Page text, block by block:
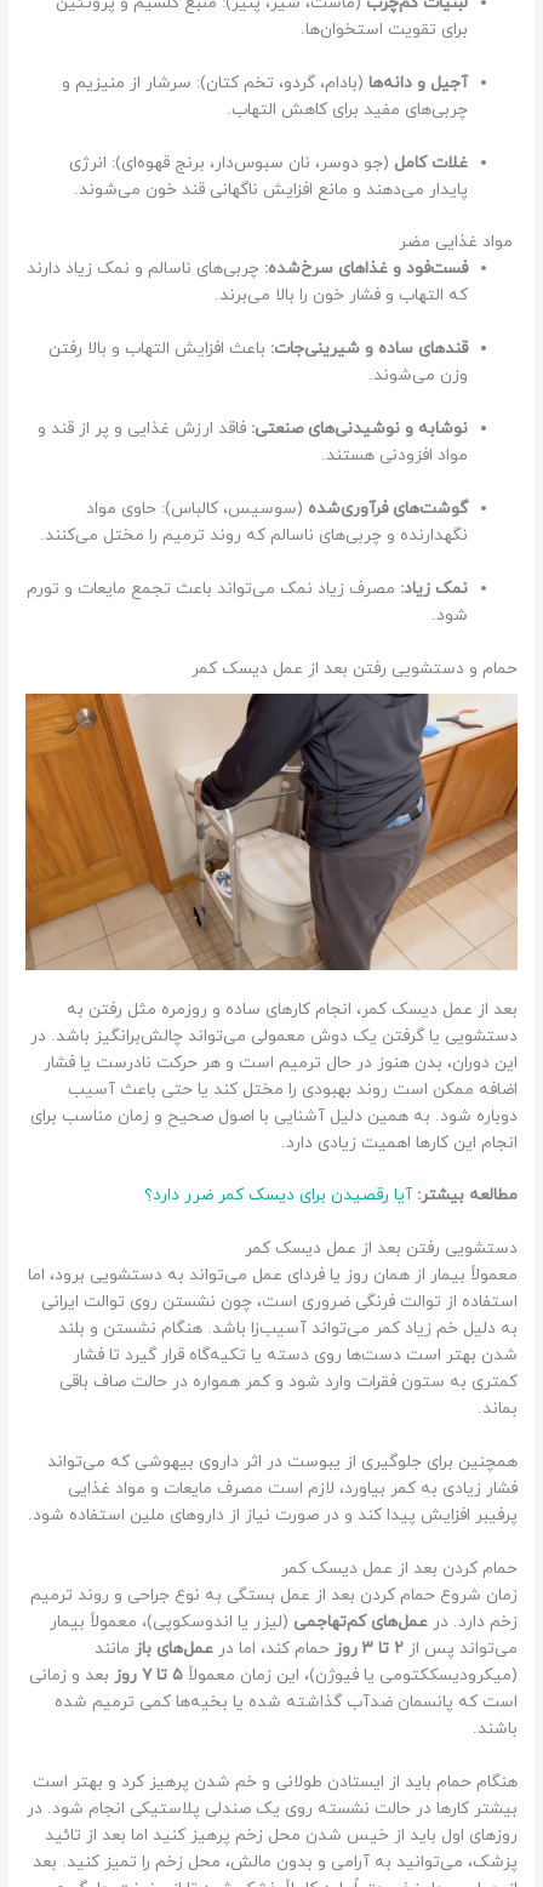
ک
س
ت
ک
ک
ه
س
و
ن
ق
ر
ا
ت
د
ر
ح
ل
ط
ب
ی
ع
ی
ر
ر
ب
ی
ر
د
و
ف
ش
ا
ی
ب
ه
م
برای تقویت استخوان‌ها.
آجیل و دانه‌ها (بادام، گردو، تخم کتان): سرشار از منیزیم و
چربی‌های مفید برای کاهش التهاب.
غلات کامل (جو دوسر، نان سبوس‌دار، برنج قهوه‌ای): انرژی
پایدار می‌دهند و مانع افزایش ناگهانی قند خون می‌شوند.
مواد غذایی مضر
فست‌فود و غذاهای سرخ‌شده: چربی‌های ناسالم و نمک زیاد دارند
که التهاب و فشار خون را بالا می‌برند.
قندهای ساده و شیرینی‌جات: باعث افزایش التهاب و بالا رفتن
وزن می‌شوند.
نوشابه و نوشیدنی‌های صنعتی: فاقد ارزش غذایی و پر از قند و
مواد افزودنی هستند.
گوشت‌های فرآوری‌شده (سوسیس، کالباس): حاوی مواد
نگهدارنده و چربی‌های ناسالم که روند ترمیم را مختل می‌کنند.
نمک زیاد: مصرف زیاد نمک می‌تواند باعث تجمع مایعات و تورم
شود.
حمام و دستشویی رفتن بعد از عمل دیسک کمر
بعد از عمل دیسک کمر، انجام کارهای ساده و روزمره مثل رفتن به
دستشویی یا گرفتن یک دوش معمولی می‌تواند چالش‌برانگیز باشد. در
این دوران، بدن هنوز در حال ترمیم است و هر حرکت نادرست یا فشار
اضافه ممکن است روند بهبودی را مختل کند یا حتی باعث آسیب
دوباره شود. به همین دلیل آشنایی با اصول صحیح و زمان مناسب برای
انجام این کارها اهمیت زیادی دارد.
مطالعه بیشتر: آیا رقصیدن برای دیسک کمر ضرر دارد؟
دستشویی رفتن بعد از عمل دیسک کمر
معمولاً بیمار از همان روز یا فردای عمل می‌تواند به دستشویی برود، اما
استفاده از توالت فرنگی ضروری است، چون نشستن روی توالت ایرانی
به دلیل خم زیاد کمر می‌تواند آسیب‌زا باشد. هنگام نشستن و بلند
شدن بهتر است دست‌ها روی دسته یا تکیه‌گاه قرار گیرد تا فشار
کمتری به ستون فقرات وارد شود و کمر همواره در حالت صاف باقی
بماند.
همچنین برای جلوگیری از یبوست در اثر داروی بیهوشی که می‌تواند
فشار زیادی به کمر بیاورد، لازم است مصرف مایعات و مواد غذایی
پرفیبر افزایش پیدا کند و در صورت نیاز از داروهای ملین استفاده شود.
حمام کردن بعد از عمل دیسک کمر
زمان شروع حمام کردن بعد از عمل بستگی به نوع جراحی و روند ترمیم
زخم دارد. درعمل‌های کم‌تهاجمی (لیزر یا اندوسکوپی)، معمولاً بیمار
می‌تواند پس از۲ تا ۳ روز حمام کند، اما درعمل‌های باز مانند
(میکرو‌دیسککتومی یا فیوژن)، این زمان معمولاً۵ تا ۷ روز
بعد و زمانی
است که پانسمان ضدآب گذاشته شده یا بخیه‌ها کمی ترمیم شده
باشند.
هنگام حمام باید از ایستادن طولانی و خم شدن پرهیز کرد و بهتر است
بیشتر کارها در حالت نشسته روی یک صندلی پلاستیکی انجام شود. در
روزهای اول باید از خیس شدن محل زخم پرهیز کنید اما بعد از تائید
پزشک، می‌توانید به آرامی و بدون مالش، محل زخم را تمیز کنید. بعد